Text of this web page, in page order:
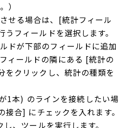
）
せる場合は、[統計フィール
うフィールドを選択します。
ドが下部のフィールドに追加
ィールドの隣にある [統計の
をクリックし、統計の種類を
1本) のラインを接続したい場
接合] にチェックを入れます。
、ツールを実行します。